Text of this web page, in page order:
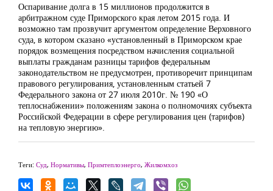
Оспаривание долга в 15 миллионов продолжится в
арбитражном суде Приморского края летом 2015 года. И
возможно там прозвучит аргументом определение Верховного
суда, в котором сказано «установленный в Приморском крае
порядок возмещения посредством начисления социальной
выплаты гражданам разницы тарифов федеральным
законодательством не предусмотрен, противоречит принципам
правового регулирования, установленным статьей 7
Федерального закона от 27 июля 2010г. № 190 «О
теплоснабжении» положениям закона о полномочиях субъекта
Российской Федерации в сфере регулирования цен (тарифов)
на тепловую энергию».
Теги: Суд, Нормативы, Примтеплоэнерго, Жилкомхоз